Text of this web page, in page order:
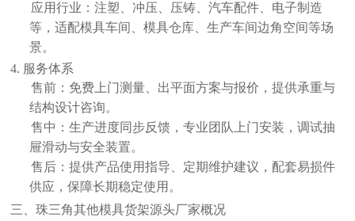
应用行业：注塑、冲压、压铸、汽车配件、电子制造
等，适配模具车间、模具仓库、生产车间边角空间等场
景。
4. 服务体系
售前：免费上门测量、出平面方案与报价，提供承重与
结构设计咨询。
售中：生产进度同步反馈，专业团队上门安装，调试抽
屉滑动与安全装置。
售后：提供产品使用指导、定期维护建议，配套易损件
供应，保障长期稳定使用。
三、珠三角其他模具货架源头厂家概况